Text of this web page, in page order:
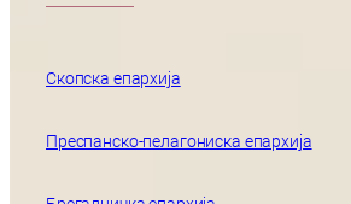
Скопска епархија
Преспанско-пелагониска епархија